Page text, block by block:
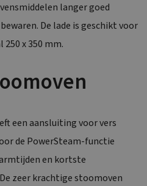
langer goed
De lade is geschikt voor
x 350 mm.
een aansluiting voor vers
de PowerSteam-functie
en kortste
zeer krachtige stoomoven